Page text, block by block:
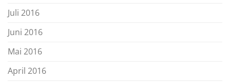
Juli 2016
Juni 2016
Mai 2016
April 2016